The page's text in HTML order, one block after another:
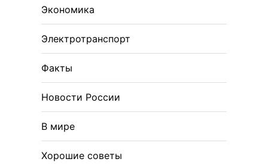
Экономика
Электротранспорт
Факты
Новости России
В мире
Хорошие советы